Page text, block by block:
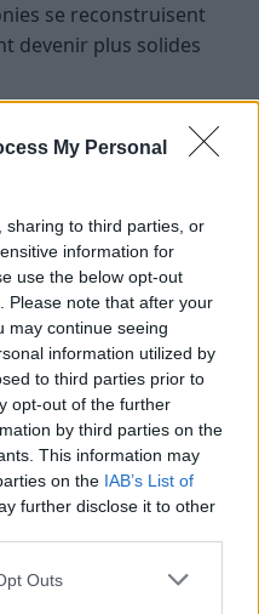
My Personal
sharing to third parties, or
information for
use the below opt-out
Please note that after your
may continue seeing
information utilized by
to third parties prior to
opt-out of the further
by third parties on the
This information may
on the IAB’s List of
further disclose it to other
Outs
se reconstruisent
devenir plus solides
astrales de ce jour
la surface des choses,
Vous pourriez
autour d’un
souvenir qui revient
peut devenir une
un choix lucide, à
limite plus nette. La
discrètes, les
prises de conscience
peut
de ne plus entretenir
gardez-vous des